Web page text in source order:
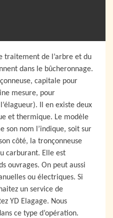
traitement de l’arbre et du
dans le bûcheronnage.
capitale pour
mesure, pour
Il en existe deux
et thermique. Le modèle
son nom l’indique, soit sur
côté, la tronçonneuse
carburant. Elle est
ouvrages. On peut aussi
ou électriques. Si
un service de
YD Elagage. Nous
ce type d’opération.